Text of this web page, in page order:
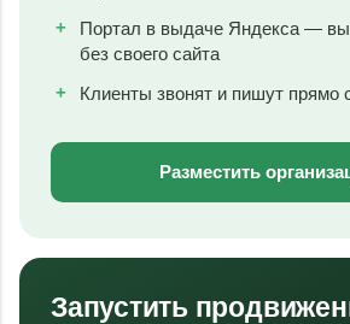
Портал в выдаче Яндекса — вы
без своего сайта
Клиенты звонят и пишут прямо
Разместить
Запустить